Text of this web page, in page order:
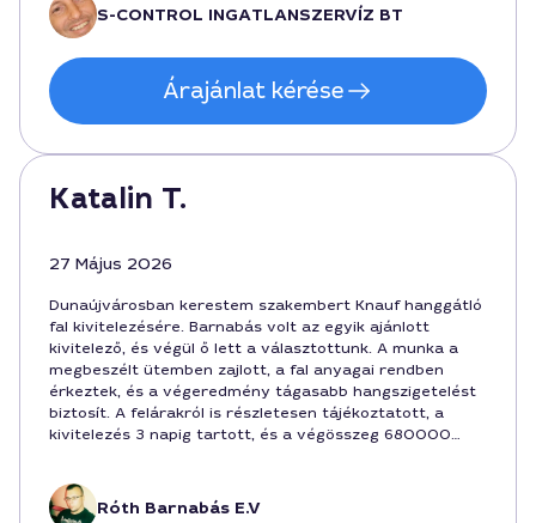
szakértelmét a közelben.
S-CONTROL INGATLANSZERVÍZ BT
Árajánlat kérése
Katalin T.
27 Május 2026
Dunaújvárosban kerestem szakembert Knauf hanggátló
fal kivitelezésére. Barnabás volt az egyik ajánlott
kivitelező, és végül ő lett a választottunk. A munka a
megbeszélt ütemben zajlott, a fal anyagai rendben
érkeztek, és a végeredmény tágasabb hangszigetelést
biztosít. A felárakról is részletesen tájékoztatott, a
kivitelezés 3 napig tartott, és a végösszeg 680000
Róth Barnabás E.V